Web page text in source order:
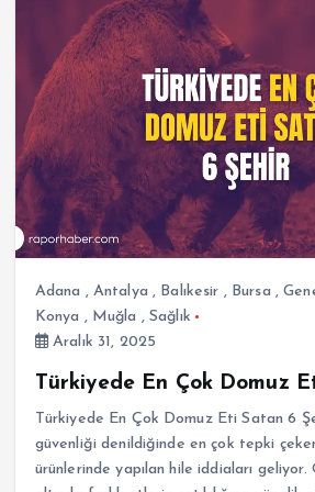
Adana , Antalya , Balıkesir , Bursa ,
Konya , Muğla , Sağlık
Aralık 31, 2025
Türkiyede En Çok Domuz
Türkiyede En Çok Domuz Eti Satan 6
güvenliği denildiğinde en çok tepki
ürünlerinde yapılan hile iddiaları